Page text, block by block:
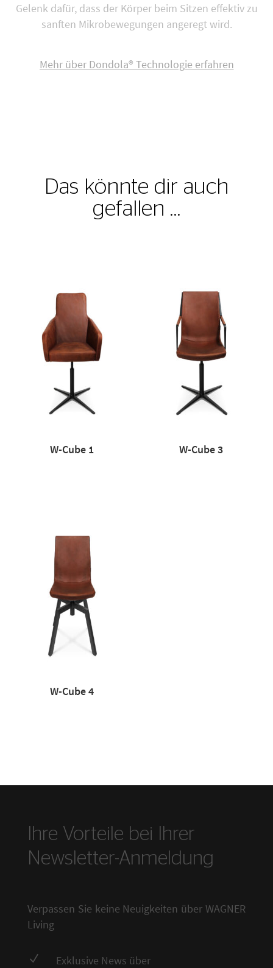
Gelenk dafür, dass der Körper beim Sitzen effektiv zu
sanften Mikrobewegungen angeregt wird.
Mehr über Dondola® Technologie erfahren
Das könnte dir auch
gefallen …
W-Cube 1 W-Cube 3
W-Cube 4
Ihre Vorteile bei Ihrer
Newsletter-Anmeldung
Verpassen Sie keine Neuigkeiten über WAGNER
Living
N
Exklusive News über